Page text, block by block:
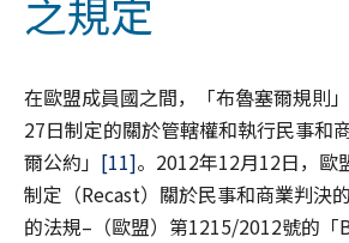
之規定
在歐盟成員國之間，「布魯塞爾規則
27日制定的關於管轄權和執行民事和
爾公約」 [11]。2012年12月12日，歐
制定（Recast）關於民事和商業判決
的法規–（歐盟）第1215/2012號的「